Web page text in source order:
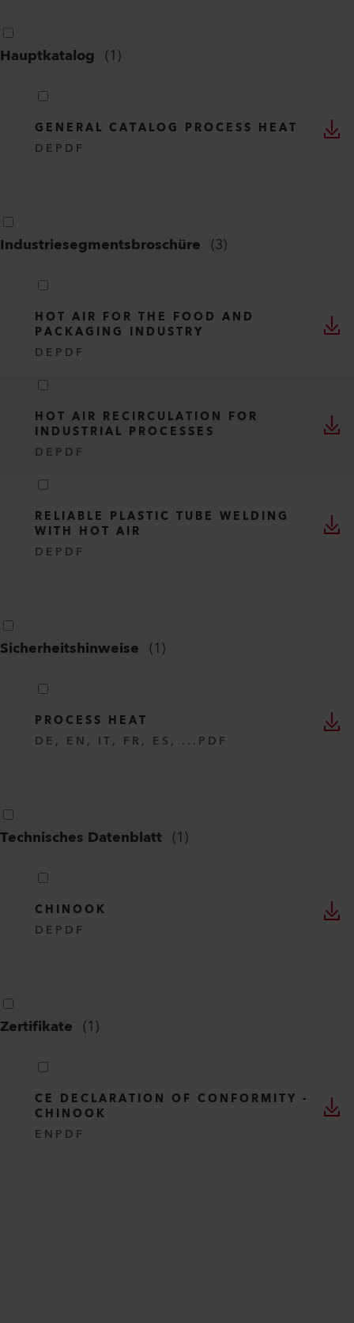
Hauptkatalog (1)
GENERAL CATALOG PROCESS HEAT
DE PDF
Industriesegmentsbroschüre (3)
HOT AIR FOR THE FOOD AND
PACKAGING INDUSTRY
DE PDF
HOT AIR RECIRCULATION FOR
INDUSTRIAL PROCESSES
DE PDF
RELIABLE PLASTIC TUBE WELDING
WITH HOT AIR
DE PDF
Sicherheitshinweise (1)
PROCESS HEAT
DE, EN, IT, FR, ES, ... PDF
Technisches Datenblatt (1)
CHINOOK
DE PDF
Zertifikate (1)
CE DECLARATION OF CONFORMITY -
CHINOOK
EN PDF